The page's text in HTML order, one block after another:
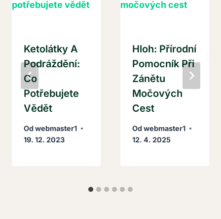
Ketolátky A
Podráždění:
Co
Potřebujete
Vědět
Odwebmaster1
19. 12. 2023
Hloh: Přírodní
Pomocník Při
Zánětu
Močových
Cest
Odwebmaster1
12. 4. 2025